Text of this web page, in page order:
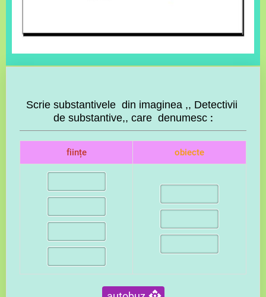
Scrie substantivele din imaginea ,, Detectivii
de substantive,, care denumesc :
ființe obiecte